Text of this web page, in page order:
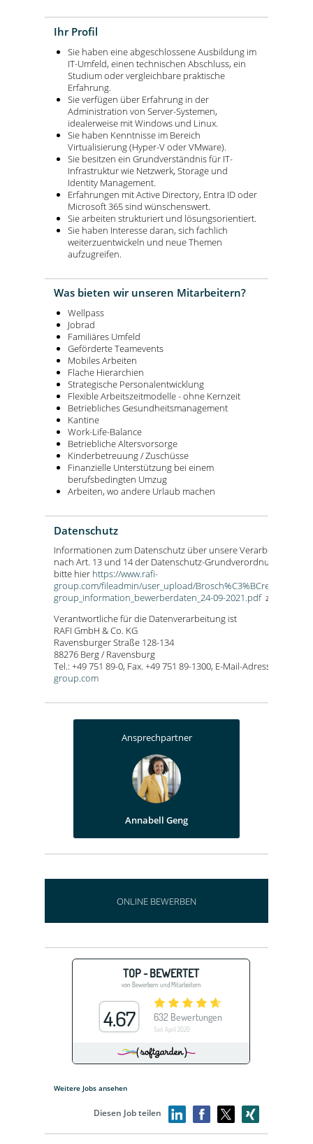
Ihr Profil
Sie haben eine abgeschlossene Ausbildung im
IT-Umfeld, einen technischen Abschluss, ein
Studium oder vergleichbare praktische
Erfahrung.
Sie verfügen über Erfahrung in der
Administration von Server-Systemen,
idealerweise mit Windows und Linux.
Sie haben Kenntnisse im Bereich
Virtualisierung (Hyper-V oder VMware).
Sie besitzen ein Grundverständnis für IT-
Infrastruktur wie Netzwerk, Storage und
Identity Management.
Erfahrungen mit Active Directory, Entra ID oder
Microsoft 365 sind wünschenswert.
Sie arbeiten strukturiert und lösungsorientiert.
Sie haben Interesse daran, sich fachlich
weiterzuentwickeln und neue Themen
aufzugreifen.
Was bieten wir unseren Mitarbeitern?
Wellpass
Jobrad
Familiäres Umfeld
Geförderte Teamevents
Mobiles Arbeiten
Flache Hierarchien
Strategische Personalentwicklung
Flexible Arbeitszeitmodelle - ohne Kernzeit
Betriebliches Gesundheitsmanagement
Kantine
Work-Life-Balance
Betriebliche Altersvorsorge
Kinderbetreuung / Zuschüsse
Finanzielle Unterstützung bei einem
berufsbedingten Umzug
Arbeiten, wo andere Urlaub machen
Datenschutz
Informationen zum Datenschutz über unsere Verarbeitung
nach Art. 13 und 14 der Datenschutz-Grundverordnung
bitte hier https://www.rafi-
group.com/fileadmin/user_upload/
group_information_bewerberdaten_24-09-2021.pdfzur
Verantwortliche für die Datenverarbeitung ist
RAFI GmbH & Co. KG
Ravensburger Straße 128-134
88276 Berg / Ravensburg
Tel.: +49 751 89-0, Fax. +49 751 89-1300, E-Mail-Adresse:
group.com
Ansprechpartner
Annabell Geng
ONLINE BEWERBEN
Weitere Jobs ansehen
Diesen Job teilen